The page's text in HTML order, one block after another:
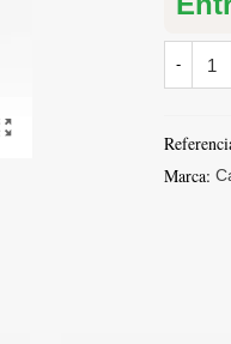
-
Marca: